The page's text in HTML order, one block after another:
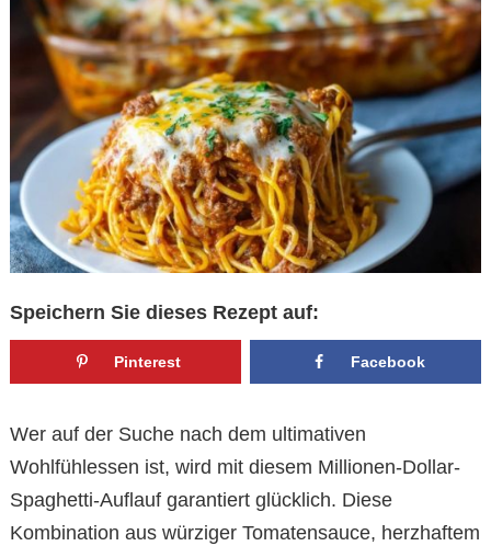
Speichern Sie dieses Rezept auf:
Pinterest Facebook
Wer auf der Suche nach dem ultimativen
Wohlfühlessen ist, wird mit diesem Millionen-Dollar-
Spaghetti-Auflauf garantiert glücklich. Diese
Kombination aus würziger Tomatensauce, herzhaftem